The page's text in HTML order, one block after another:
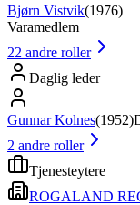
Bjørn Vistvik(1976)
Varamedlem
22 andre roller
Daglig leder
Gunnar Kolnes(1952)
2 andre roller
Tjenesteytere
ROGALAND